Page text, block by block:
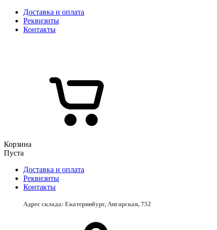
Доставка и оплата
Реквизиты
Контакты
Корзина
Пуста
Доставка и оплата
Реквизиты
Контакты
Адрес склада: Екатеринбург, ​Ангарская, 75​2